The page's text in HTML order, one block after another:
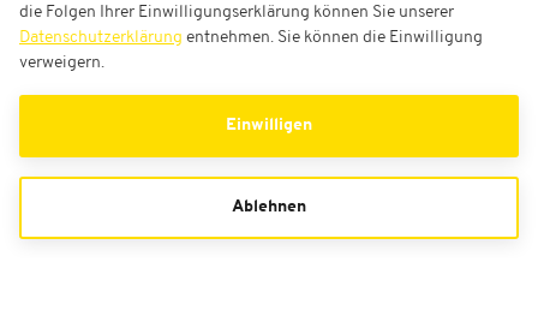
die Folgen Ihrer Einwilligungserklärung können Sie unserer
Datenschutzerklärung entnehmen. Sie können die Einwilligung
verweigern.
Einwilligen
Ablehnen